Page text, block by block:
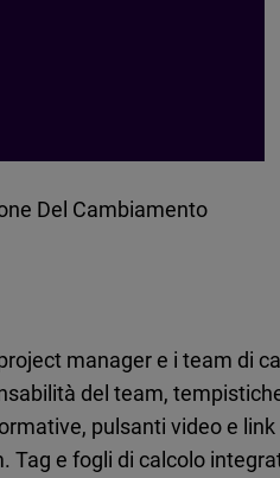
Del Cambiamento
manager e i team di
del team,
pulsanti video e
e fogli di calcolo